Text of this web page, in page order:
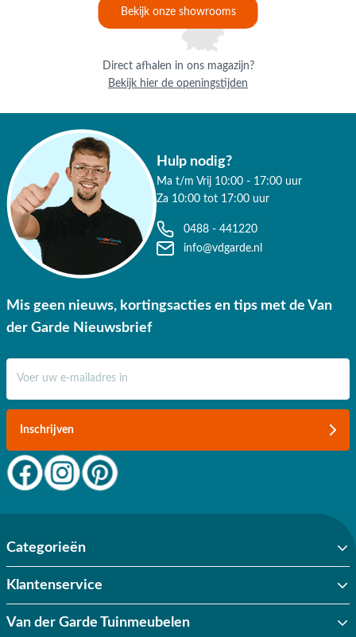
Bekijk onze showrooms
Direct afhalen in ons magazijn?
Bekijk hier de openingstijden
Hulp nodig?
Ma t/m Vrij 10:00 - 17:00 uur
Za 10:00 tot 17:00 uur
0488 - 441220
info@vdgarde.nl
Mis geen nieuws, kortingsacties en tips met de Van
der Garde Nieuwsbrief
Inschrijven
Categorieën
Klantenservice
Van der Garde Tuinmeubelen